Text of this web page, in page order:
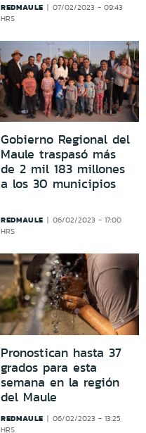
REDMAULE
07/02/2023 - 09:43
HRS
Gobierno Regional del
Maule traspasó más
de 2 mil 183 millones
a los 30 municipios
REDMAULE
06/02/2023 - 17:00
HRS
Pronostican hasta 37
grados para esta
semana en la región
del Maule
REDMAULE
06/02/2023 - 13:25
HRS